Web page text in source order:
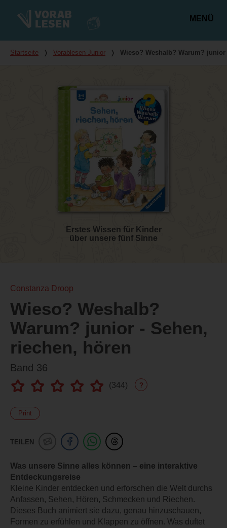
MENÜ
Du bist hier
Startseite ❭ Vorablesen Junior ❭ Wieso? Weshalb? Warum?
Erstes Wissen für Kinder
über unsere fünf Sinne
Constanza Droop
Wieso? Weshalb?
Warum? junior - Sehen,
riechen, hören
Band 36
(344) ?
Print
TEILEN
Was unsere Sinne alles können – eine interaktive
Entdeckungsreise
Kleine Kinder entdecken und erforschen die Welt durchs
Anfassen, Sehen, Hören, Schmecken und Riechen.
Dieses Buch animiert sie dazu, genau hinzuschauen,
Formen zu erfühlen und Klappen zu öffnen. Was duftet